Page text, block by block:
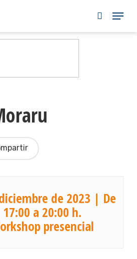
de 2023 | De
17:00 a 20:00 h.
presencial